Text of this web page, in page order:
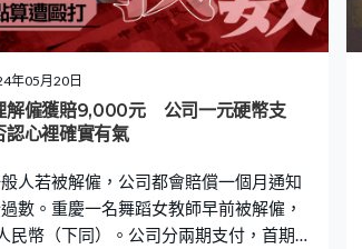
年05月20日
解僱獲賠9,000元 公司一元硬幣支
心裡確實有氣
般人若被解僱，公司都會賠償一個月通知
數。重慶一名舞蹈女教師早前被解僱，
民幣（下同）。公司分兩期支付，首期先